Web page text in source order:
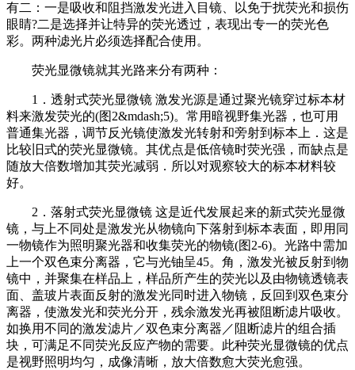
有二：一是吸收和阻挡激发光进入目镜、以免于扰荧光和损伤
眼睛?二是选择并让特异的荧光透过，表现出专一的荧光色
彩。两种滤光片必须选择配合使用。
荧光显微镜就其光路来分有两种：
1．透射式荧光显微镜 激发光源是通过聚光镜穿过标本材
料来激发荧光的(图2&mdash;5)。常用暗视野集光器，也可用
普通集光器，调节反光镜使激发光转射和旁射到标本上．这是
比较旧式的荧光显微镜。其优点是低倍镜时荧光强，而缺点是
随放大倍数增加其荧光减弱．所以对观察较大的标本材料较
好。
2．落射式荧光显微镜 这是近代发展起来的新式荧光显微
镜，与上不同处是激发光从物镜向下落射到标本表面，即用同
一物镜作为照明聚光器和收集荧光的物镜(图2-6)。光路中需加
上一个双色束分离器，它与光铀呈45。角，激发光被反射到物
镜中，并聚集在样品上，样品所产生的荧光以及由物镜透镜表
面、盖玻片表面反射的激发光同时进入物镜，反回到双色束分
离器，使激发光和荧光分开，残余激发光再被阻断滤片吸收。
如换用不同的激发滤片／双色束分离器／阻断滤片的组合插
块，可满足不同荧光反应产物的需要。此种荧光显微镜的优点
是视野照明均匀，成像清晰，放大倍数愈大荧光愈强。